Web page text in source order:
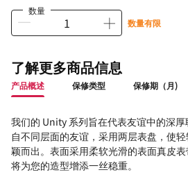
数量
数量有限
了解更多商品信息
产品概述 保修类型 保修期（月)
我们的 Unity 系列旨在代表友谊中的深
自不同层面的友谊，采用两层表盘，使
颖而出。表面采用柔软光滑的表面真皮
将为您的造型增添一丝稳重。